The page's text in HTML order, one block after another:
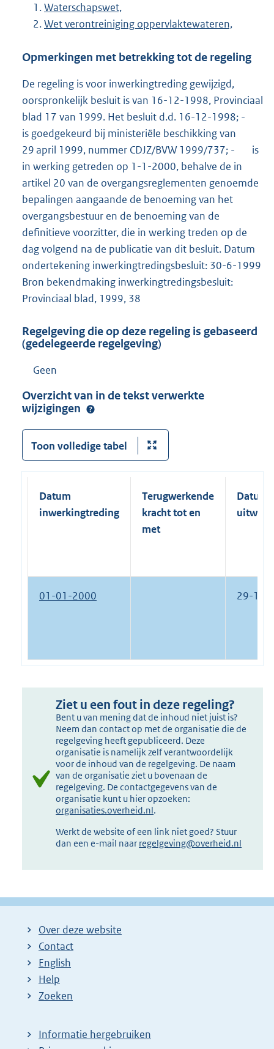
Waterschapswet,
Wet verontreiniging oppervlaktewateren,
Opmerkingen met betrekking tot de regeling
De regeling is voor inwerkingtreding gewijzigd,
oorspronkelijk besluit is van 16-12-1998, Provinciaal
blad 17 van 1999. Het besluit d.d. 16-12-1998; -
is goedgekeurd bij ministeriële beschikking van
29 april 1999, nummer CDJZ/BVW 1999/737; - is
in werking getreden op 1-1-2000, behalve de in
artikel 20 van de overgangsreglementen genoemde
bepalingen aangaande de benoeming van het
overgangsbestuur en de benoeming van de
definitieve voorzitter, die in werking treden op de
dag volgend na de publicatie van dit besluit. Datum
ondertekening inwerkingtredingsbesluit: 30-6-1999
Bron bekendmaking inwerkingtredingsbesluit:
Provinciaal blad, 1999, 38
Regelgeving die op deze regeling is gebaseerd
(gedelegeerde regelgeving)
Geen
Overzicht van in de tekst verwerkte
wijzigingen
Toon volledige tabel
Datum
inwerkingtreding
Terugwerkende
kracht tot en
met
Datum
01-01-2000 29-12-
Ziet u een fout in deze regeling?
Bent u van mening dat de inhoud niet juist is?
Neem dan contact op met de organisatie die de
regelgeving heeft gepubliceerd. Deze
organisatie is namelijk zelf verantwoordelijk
voor de inhoud van de regelgeving. De naam
van de organisatie ziet u bovenaan de
regelgeving. De contactgegevens van de
organisatie kunt u hier opzoeken:
organisaties.overheid.nl.
Werkt de website of een link niet goed? Stuur
dan een e-mail naar regelgeving@overheid.nl
Over deze website
Contact
English
Help
Zoeken
Informatie hergebruiken